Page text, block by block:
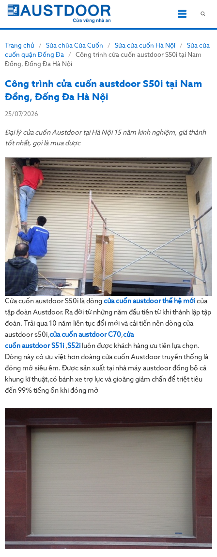
Trang chủ / Sửa chữa Cửa Cuốn / Sửa cửa cuốn Hà Nội /
Sửa cửa
cuốn quận Đống Đa
/
Công trình cửa cuốn austdoor S50i tại Nam
Đồng, Đống Đa Hà Nội
Công trình cửa cuốn austdoor S50i tại Nam
Đồng, Đống Đa Hà Nội
25/07/2026
Đại lý cửa cuốn Austdoor tại Hà Nội 15 năm kinh nghiệm, giá thành
tốt nhất, gọi là mua được
Cửa cuốn austdoor S50i là dòng cửa cuốn austdoor thế hệ mới của
tập đoàn Austdoor. Ra đời từ những năm đầu tiên từ khi thành lập tập
đoàn. Trải qua 10 năm liên tục đổi mới và cải tiến nên dòng cửa
austdoor s50i,cửa cuốn austdoor C70,cửa
cuốn austdoor S51i ,S52i luôn được khách hàng ưu tiên lựa chọn.
Dòng này có ưu việt hơn doàng cửa cuốn Austdoor truyền thống là
đóng mở siêu êm. Được sản xuất tại nhà máy austdoor đồng bộ cả
khung kĩ thuật,có bánh xe trợ lực và gioăng giảm chấn để triệt tiêu
đến 99% tiếng ồn khi đóng mở